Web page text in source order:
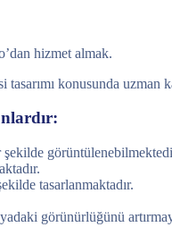
hizmet almak.
konusunda
tasarlanmaktadır.
görünürlüğünü